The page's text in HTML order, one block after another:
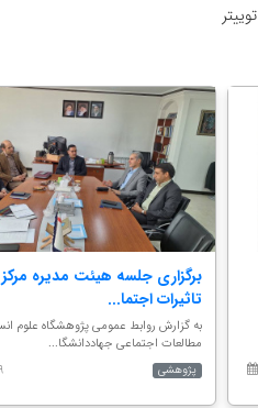
توییتر
برگزاری جلسه هیئت مدیره مرکز
تاثیرات اجتما...
به گزارش روابط عمومی پژوهشگاه علوم
مطالعات اجتماعی جهاددانشگا...
پژوهشی